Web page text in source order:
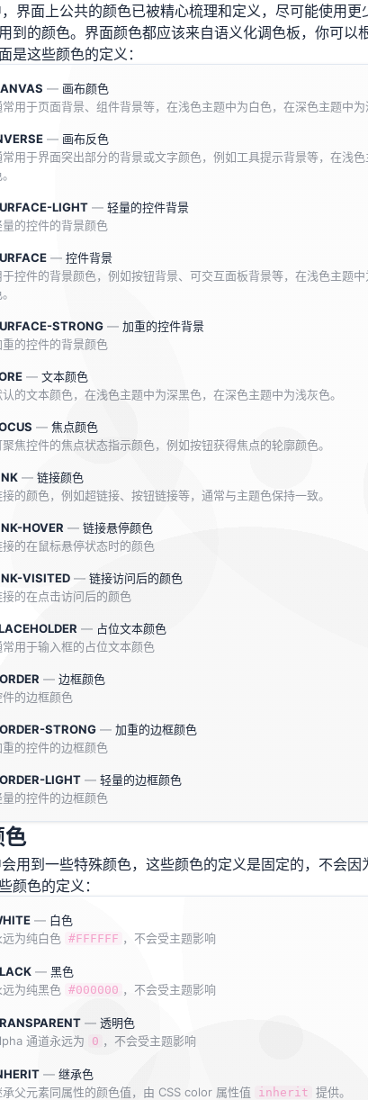
界面上公共的颜色已被精心梳理和定义，尽可能使用
到的颜色。界面颜色都应该来自语义化调色板，你可以
是这些颜色的定义：
— 画布颜色
常用于页面背景、组件背景等，在浅色主题中为白色，在深色主题中为
— 画布反色
常用于界面突出部分的背景或文字颜色，例如工具提示背景等，在浅
LIGHT — 轻量的控件背景
量的控件的背景颜色
— 控件背景
于控件的背景颜色，例如按钮背景、可交互面板背景等，在浅色主题
STRONG — 加重的控件背景
重的控件的背景颜色
— 文本颜色
认的文本颜色，在浅色主题中为深黑色，在深色主题中为浅灰色。
— 焦点颜色
聚焦控件的焦点状态指示颜色，例如按钮获得焦点的轮廓颜色。
— 链接颜色
接的颜色，例如超链接、按钮链接等，通常与主题色保持一致。
HOVER — 链接悬停颜色
接的在鼠标悬停状态时的颜色
VISITED — 链接访问后的颜色
接的在点击访问后的颜色
— 占位文本颜色
常用于输入框的占位文本颜色
— 边框颜色
件的边框颜色
STRONG — 加重的边框颜色
重的控件的边框颜色
LIGHT — 轻量的边框颜色
量的控件的边框颜色
色
用到一些特殊颜色，这些颜色的定义是固定的，不会因
颜色的定义：
— 白色
远为纯白色
#FFFFFF ，不会受主题影响
— 黑色
远为纯黑色
#000000 ，不会受主题影响
— 透明色
通道永远为
0 ，不会受主题影响
— 继承色
承父元素同属性的颜色值，由 CSS color 属性值
inherit 提供。